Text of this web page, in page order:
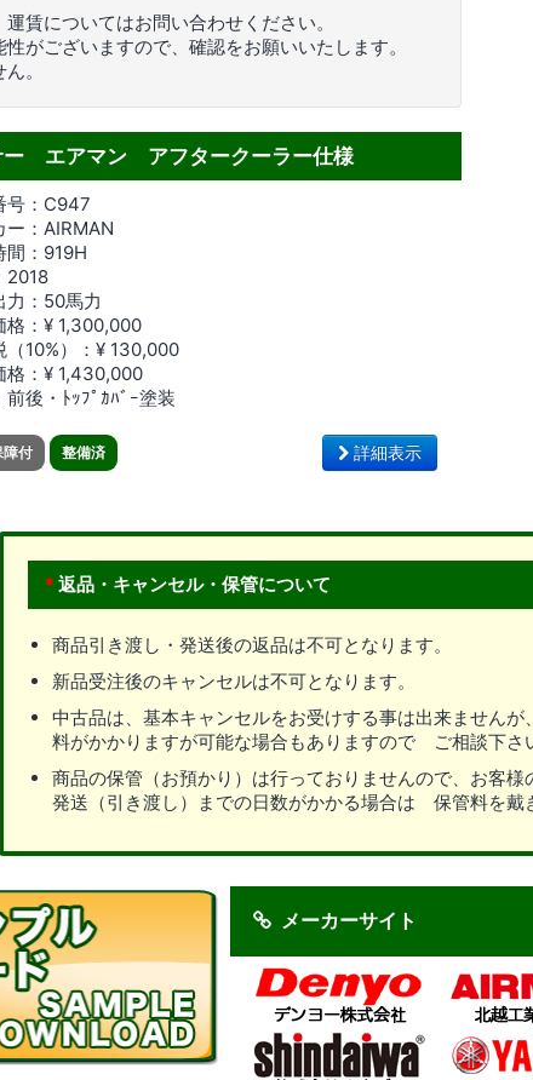
賃についてはお問い合わせください。
がございますので、確認をお願いいたします。
。
エアマン アフタークーラー仕様
号：C947
ー：AIRMAN
間：919H
2018
力：50馬力
格：¥ 1,300,000
（10%）：¥ 130,000
格：¥ 1,430,000
前後・ﾄｯﾌﾟｶﾊﾞｰ塗装
障付 整備済 詳細表示
＊ 返品・キャンセル・保管について
商品引き渡し・発送後の返品は不可となります。
新品受注後のキャンセルは不可となります。
中古品は、基本キャンセルをお受けする事は出来ませんが
料がかかりますが可能な場合もありますので ご相談下さ
商品の保管（お預かり）は行っておりませんので、お客様
発送（引き渡し）までの日数がかかる場合は 保管料を戴
メーカーサイト